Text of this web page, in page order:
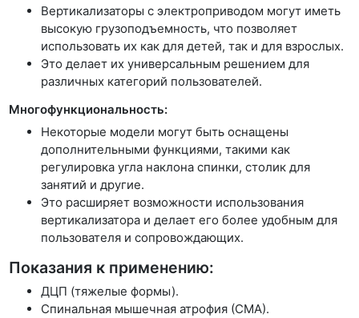
Вертикализаторы с электроприводом могут иметь
высокую грузоподъемность, что позволяет
использовать их как для детей, так и для взрослых.
Это делает их универсальным решением для
различных категорий пользователей.
Многофункциональность:
Некоторые модели могут быть оснащены
дополнительными функциями, такими как
регулировка угла наклона спинки, столик для
занятий и другие.
Это расширяет возможности использования
вертикализатора и делает его более удобным для
пользователя и сопровождающих.
Показания к применению:
ДЦП (тяжелые формы).
Спинальная мышечная атрофия (СМА).